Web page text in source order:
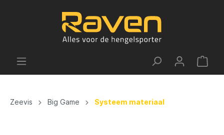
Zeevis Big Game Systeem materiaal